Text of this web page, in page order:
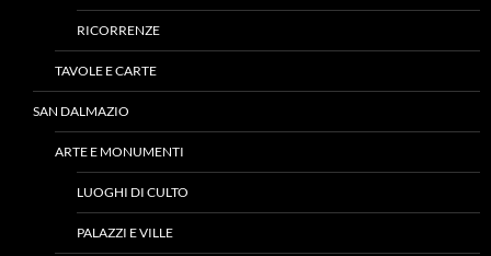
RICORRENZE
TAVOLE E CARTE
SAN DALMAZIO
ARTE E MONUMENTI
LUOGHI DI CULTO
PALAZZI E VILLE